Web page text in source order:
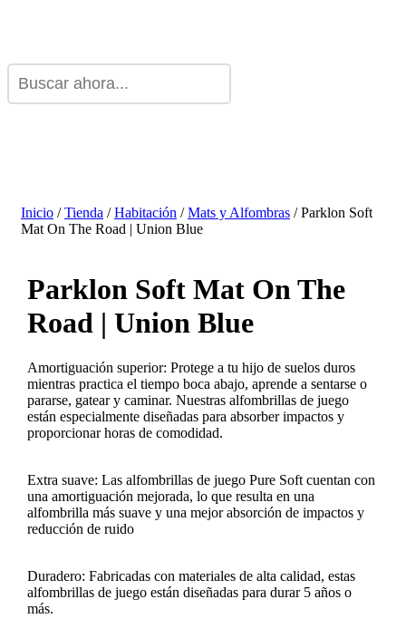
Inicio /Tienda /Habitación /Mats y Alfombras / Parklon Soft
Mat On The Road | Union Blue
Parklon Soft Mat On The
Road | Union Blue
Amortiguación superior: Protege a tu hijo de suelos duros
mientras practica el tiempo boca abajo, aprende a sentarse o
pararse, gatear y caminar. Nuestras alfombrillas de juego
están especialmente diseñadas para absorber impactos y
proporcionar horas de comodidad.
Extra suave: Las alfombrillas de juego Pure Soft cuentan con
una amortiguación mejorada, lo que resulta en una
alfombrilla más suave y una mejor absorción de impactos y
reducción de ruido
Duradero: Fabricadas con materiales de alta calidad, estas
alfombrillas de juego están diseñadas para durar 5 años o
más.